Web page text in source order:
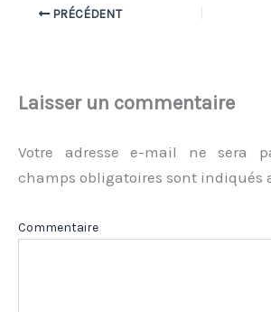
PRÉCÉDENT
Laisser un commentaire
Votre adresse e-mail ne sera
champs obligatoires sont indiqués